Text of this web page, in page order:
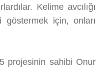
Kelime avcılığı
için, onları
projesinin sahibi Onur